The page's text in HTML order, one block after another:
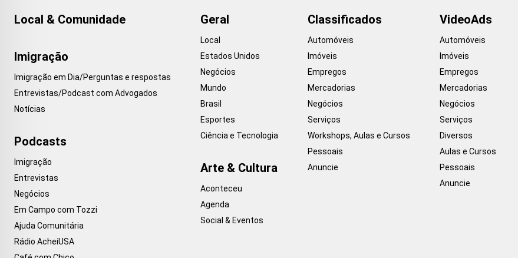
Local & Comunidade
Imigração
Imigração em Dia/Perguntas e respostas
Entrevistas/Podcast com Advogados
Notícias
Podcasts
Imigração
Entrevistas
Negócios
Em Campo com Tozzi
Ajuda Comunitária
Rádio AcheiUSA
Geral
Local
Estados Unidos
Negócios
Mundo
Brasil
Esportes
Ciência e Tecnologia
Arte & Cultura
Aconteceu
Agenda
Social & Eventos
Classificados
Automóveis
Imóveis
Empregos
Mercadorias
Negócios
Serviços
Workshops, Aulas e Cursos
Pessoais
Anuncie
VideoAds
Automóveis
Imóveis
Empregos
Mercadorias
Negócios
Serviços
Diversos
Aulas e Cursos
Pessoais
Anuncie